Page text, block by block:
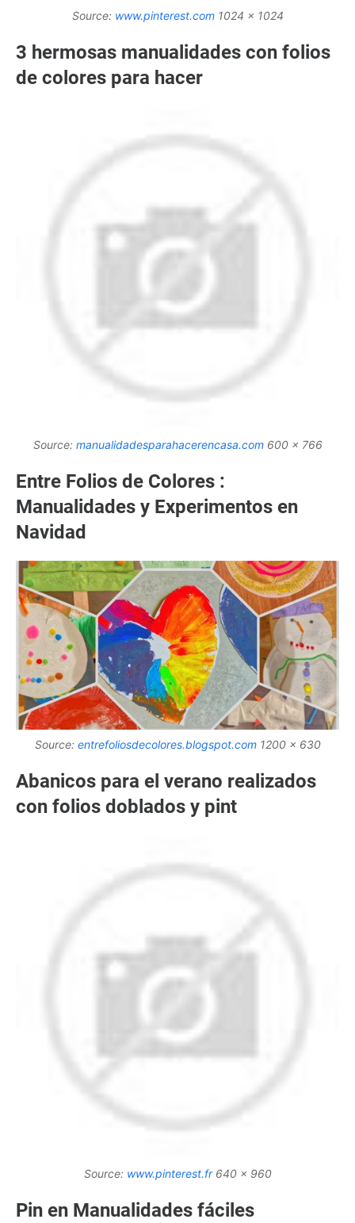
Source: www.pinterest.com1024 x 1024
3 hermosas manualidades con folios
de colores para hacer
Source: manualidadesparahacerencasa.com600 x 766
Entre Folios de Colores :
Manualidades y Experimentos en
Navidad
Source: entrefoliosdecolores.blogspot.com1200 x 630
Abanicos para el verano realizados
con folios doblados y pint
Source: www.pinterest.fr640 x 960
Pin en Manualidades fáciles